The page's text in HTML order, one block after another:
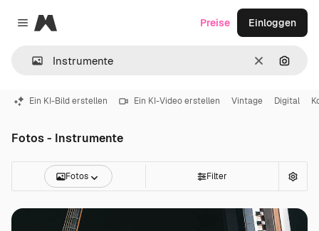
Close menu
Magnific
LöschenNach
Preise Einloggen
Ein KI-Bild erstellen Ein KI-Video erstellen Vintage Digital
Fotos - Instrumente
Fotos Filter